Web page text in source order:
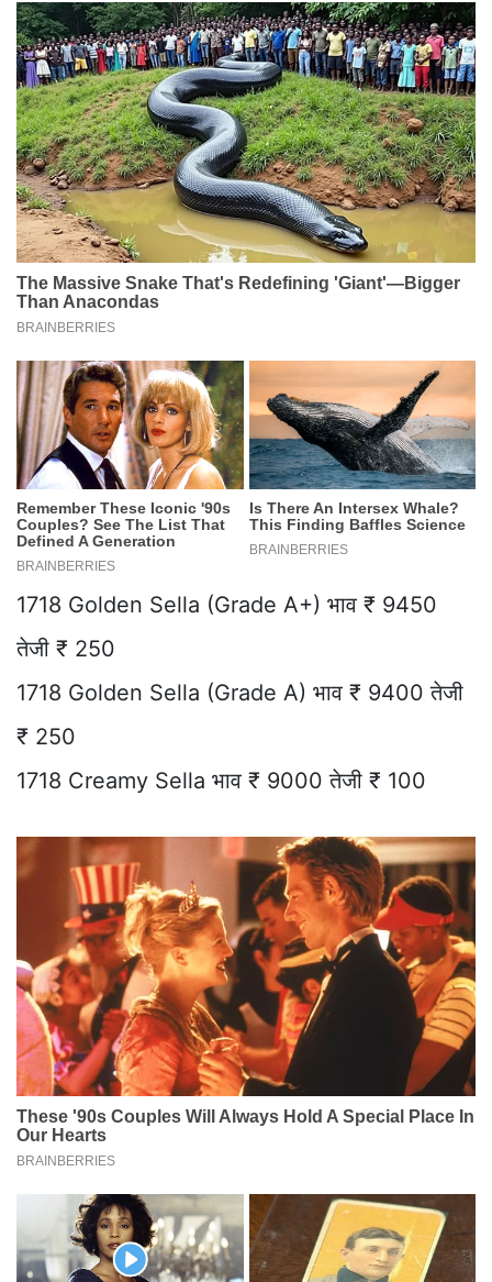
1718 Golden Sella (Grade A+) भाव ₹ 9450
तेजी ₹ 250
1718 Golden Sella (Grade A) भाव ₹ 9400 तेजी
₹ 250
1718 Creamy Sella भाव ₹ 9000 तेजी ₹ 100